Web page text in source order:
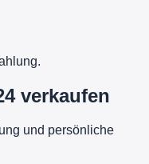
verkaufen
und persönliche